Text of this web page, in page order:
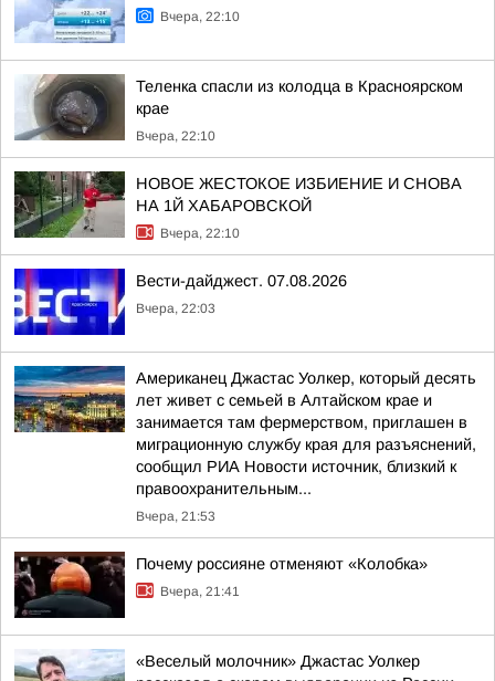
Вчера, 22:10
Теленка спасли из колодца в Красноярском
крае
Вчера, 22:10
НОВОЕ ЖЕСТОКОЕ ИЗБИЕНИЕ И СНОВА
НА 1Й ХАБАРОВСКОЙ
Вчера, 22:10
Вести-дайджест. 07.08.2026
Вчера, 22:03
Американец Джастас Уолкер, который десять
лет живет с семьей в Алтайском крае и
занимается там фермерством, приглашен в
миграционную службу края для разъяснений,
сообщил РИА Новости источник, близкий к
правоохранительным...
Вчера, 21:53
Почему россияне отменяют «Колобка»
Вчера, 21:41
«Веселый молочник» Джастас Уолкер